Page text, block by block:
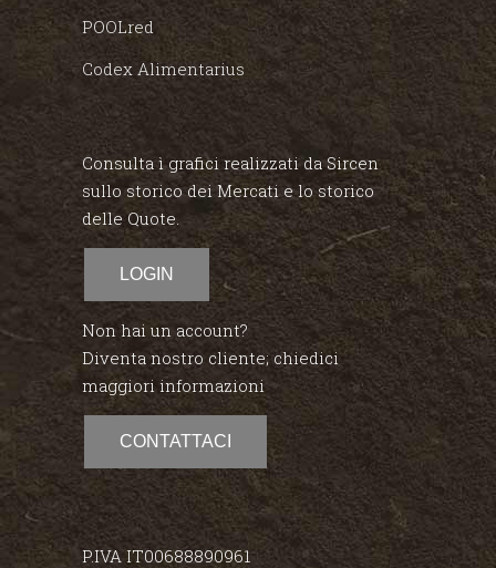
POOLred
Codex Alimentarius
Consulta ì grafici realizzati da Sircen
sullo storico dei Mercati e lo storico
delle Quote.
LOGIN
Non hai un account?
Diventa nostro cliente; chiedici
maggiori informazioni
CONTATTACI
P.IVA IT00688890961